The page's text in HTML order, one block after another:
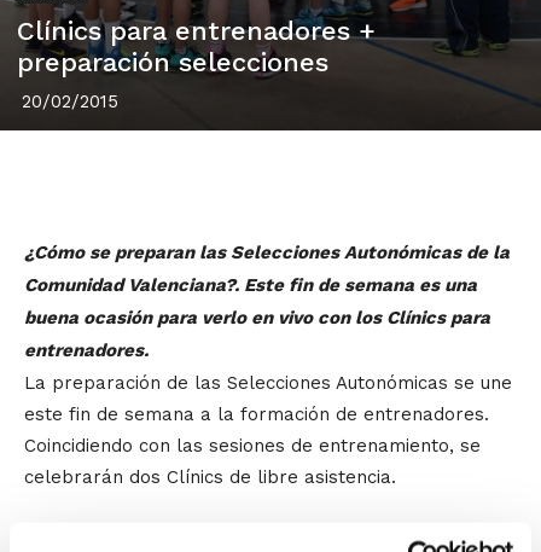
Clínics para entrenadores +
preparación selecciones
20/02/2015
¿Cómo se preparan las Selecciones Autonómicas de la
Comunidad Valenciana?. Este fin de semana es una
buena ocasión para verlo en vivo con los Clínics para
entrenadores.
La preparación de las Selecciones Autonómicas se une
este fin de semana a la formación de entrenadores.
Coincidiendo con las sesiones de entrenamiento, se
celebrarán dos Clínics de libre asistencia.
a las 18´30 h. tendrá lugar elClínic de